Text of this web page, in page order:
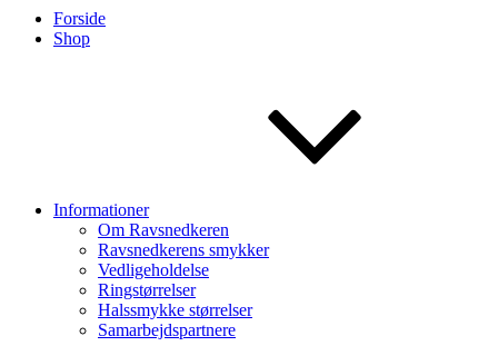
Forside
Shop
Informationer
Om Ravsnedkeren
Ravsnedkerens smykker
Vedligeholdelse
Ringstørrelser
Halssmykke størrelser
Samarbejdspartnere